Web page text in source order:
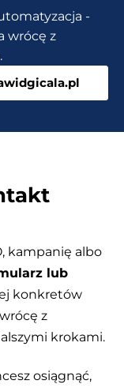
-
wrócę z
kampanię albo
lub
konkretów
z
krokami.
osiągnąć,